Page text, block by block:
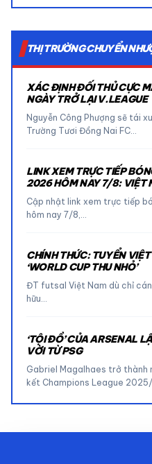
THỊ TRƯỜNG CHUYỂN
XÁC ĐỊNH ĐỐI THỦ CỰC
NGÀY TRỞ LẠI V.LEAGUE
Nguyễn Công Phượng sẽ tái
Trường Tươi Đồng Nai FC…
LINK XEM TRỰC TIẾP
2026 HÔM NAY 7/8: VIỆT
Cập nhật link xem trực tiếp
hôm nay 7/8,…
CHÍNH THỨC: TUYỂN
‘WORLD CUP THU NHỎ’
ĐT futsal Việt Nam dù chỉ
hữu…
‘TỘI ĐỒ’ CỦA ARSENAL
VỜI TỪ PSG
Gabriel Magalhaes trở thành
kết Champions League